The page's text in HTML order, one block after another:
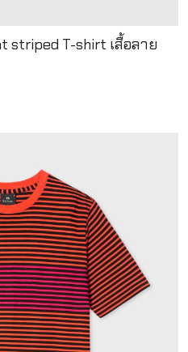
striped T-shirt เสื้อลาย